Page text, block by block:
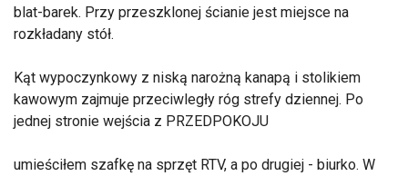
blat-barek. Przy przeszklonej ścianie jest miejsce na
rozkładany stół.
Kąt wypoczynkowy z niską narożną kanapą i stolikiem
kawowym zajmuje przeciwległy róg strefy dziennej. Po
jednej stronie wejścia z PRZEDPOKOJU
umieściłem szafkę na sprzęt RTV, a po drugiej - biurko. W